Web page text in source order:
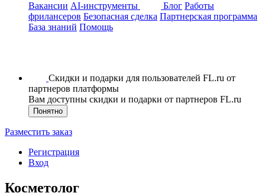
Вакансии AI-инструменты Блог Работы
фрилансеров Безопасная сделка Партнерская программа
База знаний Помощь
Скидки и подарки для пользователей FL.ru от
партнеров платформы
Вам доступны скидки и подарки от партнеров FL.ru
Понятно
Разместить заказ
Регистрация
Вход
Косметолог